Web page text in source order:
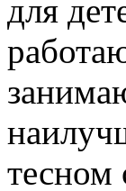
для
тесном